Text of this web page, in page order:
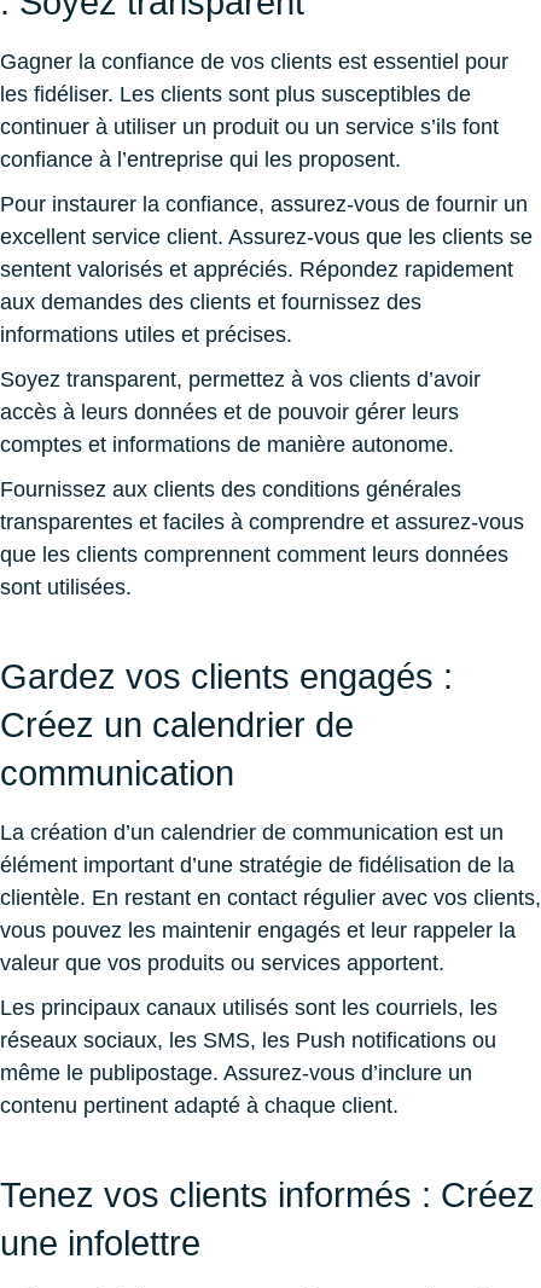
Gagner la confiance de vos clients est essentiel pour
les fidéliser. Les clients sont plus susceptibles de
continuer à utiliser un produit ou un service s’ils font
confiance à l’entreprise qui les proposent.
Pour instaurer la confiance, assurez-vous de fournir un
excellent service client. Assurez-vous que les clients se
sentent valorisés et appréciés. Répondez rapidement
aux demandes des clients et fournissez des
informations utiles et précises.
Soyez transparent, permettez à vos clients d’avoir
accès à leurs données et de pouvoir gérer leurs
comptes et informations de manière autonome.
Fournissez aux clients des conditions générales
transparentes et faciles à comprendre et assurez-vous
que les clients comprennent comment leurs données
sont utilisées.
Gardez vos clients engagés :
Créez un calendrier de
communication
La création d’un calendrier de communication est un
élément important d’une stratégie de fidélisation de la
clientèle. En restant en contact régulier avec vos clients,
vous pouvez les maintenir engagés et leur rappeler la
valeur que vos produits ou services apportent.
Les principaux canaux utilisés sont les courriels, les
réseaux sociaux, les SMS, les Push notifications ou
même le publipostage. Assurez-vous d’inclure un
contenu pertinent adapté à chaque client.
Tenez vos clients informés : Créez
une infolettre